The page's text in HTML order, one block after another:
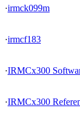
·irmck099m
·irmcf183
·IRMCx300
·IRMCx300